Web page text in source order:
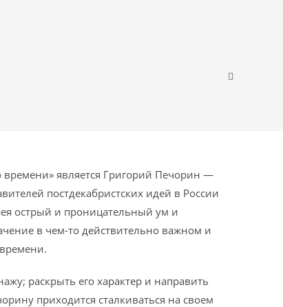
является Григорий Печорин —
постдекабристских идей в России
острый и проницательный ум и
в чем-то действительно важном и
раскрыть его характер и направить
приходится сталкиваться на своем